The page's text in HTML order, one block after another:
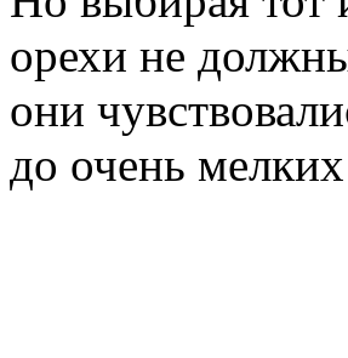
орехи не
они
до очень